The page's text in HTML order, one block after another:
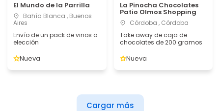
El Mundo de la Parrilla
Bahía Blanca , Buenos
Aires
Envío de un pack de vinos a
elección
Nueva
La Pinocha Chocolates
Patio Olmos Shopping
Córdoba , Córdoba
Take away de caja de
chocolates de 200 gramos
Nueva
Cargar más